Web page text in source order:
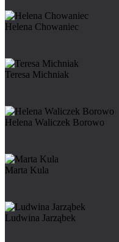
Helena Chowaniec
Teresa Michniak
Helena Waliczek Borowo
Marta Kula
Ludwina Jarząbek